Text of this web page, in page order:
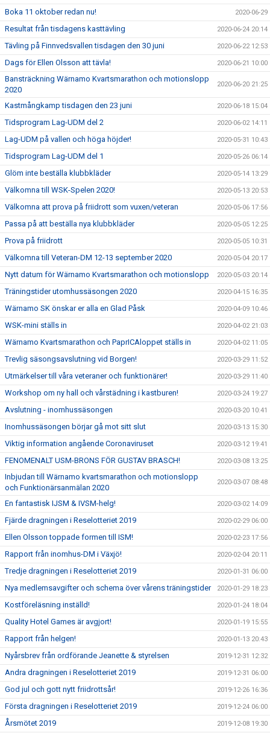
Boka 11 oktober redan nu! 2020-06-29
Resultat från tisdagens kasttävling 2020-06-24 20:14
Tävling på Finnvedsvallen tisdagen den 30 juni 2020-06-22 12:53
Dags för Ellen Olsson att tävla! 2020-06-21 10:00
Bansträckning Wärnamo Kvartsmarathon och motionslopp
2020
2020-06-20 21:25
Kastmångkamp tisdagen den 23 juni 2020-06-18 15:04
Tidsprogram Lag-UDM del 2 2020-06-02 14:11
Lag-UDM på vallen och höga höjder! 2020-05-31 10:43
Tidsprogram Lag-UDM del 1 2020-05-26 06:14
Glöm inte beställa klubbkläder 2020-05-14 13:29
Välkomna till WSK-Spelen 2020! 2020-05-13 20:53
Välkomna att prova på friidrott som vuxen/veteran 2020-05-06 17:56
Passa på att beställa nya klubbkläder 2020-05-05 12:25
Prova på friidrott 2020-05-05 10:31
Välkomna till Veteran-DM 12-13 september 2020 2020-05-04 20:17
Nytt datum för Wärnamo Kvartsmarathon och motionslopp 2020-05-03 20:14
Träningstider utomhussäsongen 2020 2020-04-15 16:35
Wärnamo SK önskar er alla en Glad Påsk 2020-04-09 10:46
WSK-mini ställs in 2020-04-02 21:03
Wärnamo Kvartsmarathon och PaprICAloppet ställs in 2020-04-02 11:05
Trevlig säsongsavslutning vid Borgen! 2020-03-29 11:52
Utmärkelser till våra veteraner och funktionärer! 2020-03-29 11:40
Workshop om ny hall och vårstädning i kastburen! 2020-03-24 19:27
Avslutning - inomhussäsongen 2020-03-20 10:41
Inomhussäsongen börjar gå mot sitt slut 2020-03-13 15:30
Viktig information angående Coronaviruset 2020-03-12 19:41
FENOMENALT USM-BRONS FÖR GUSTAV BRASCH! 2020-03-08 13:25
Inbjudan till Wärnamo kvartsmarathon och motionslopp
och Funktionärsanmälan 2020
2020-03-07 08:48
En fantastisk IJSM & IVSM-helg! 2020-03-02 14:09
Fjärde dragningen i Reselotteriet 2019 2020-02-29 06:00
Ellen Olsson toppade formen till ISM! 2020-02-23 17:56
Rapport från inomhus-DM i Växjö! 2020-02-04 20:11
Tredje dragningen i Reselotteriet 2019 2020-01-31 06:00
Nya medlemsavgifter och schema över vårens träningstider 2020-01-29 18:23
Kostföreläsning inställd! 2020-01-24 18:04
Quality Hotel Games är avgjort! 2020-01-19 15:55
Rapport från helgen! 2020-01-13 20:43
Nyårsbrev från ordförande Jeanette & styrelsen 2019-12-31 12:32
Andra dragningen i Reselotteriet 2019 2019-12-31 06:00
God jul och gott nytt friidrottsår! 2019-12-26 16:36
Första dragningen i Reselotteriet 2019 2019-12-24 06:00
Årsmötet 2019 2019-12-08 19:30